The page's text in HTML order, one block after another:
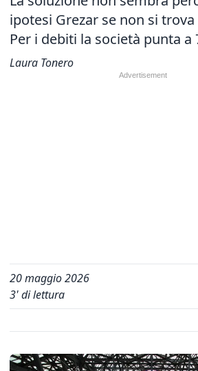
ipotesi Grezar se non si
Per i debiti la società punta a
Laura Tonero
20 maggio 2026
3' di lettura